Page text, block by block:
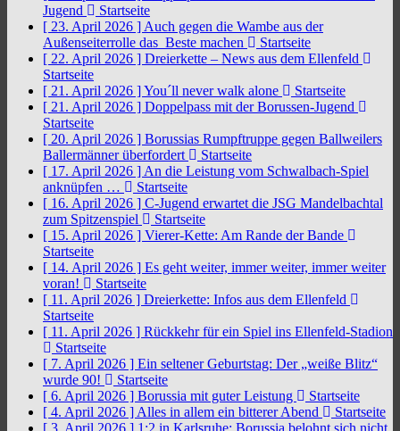
Jugend
Startseite
[ 23. April 2026 ] Auch gegen die Wambe aus der
Außenseiterrolle das Beste machen
Startseite
[ 22. April 2026 ] Dreierkette – News aus dem Ellenfeld
Startseite
[ 21. April 2026 ]You´ll never walk alone
Startseite
[ 21. April 2026 ] Doppelpass mit der Borussen-Jugend
Startseite
[ 20. April 2026 ] Borussias Rumpftruppe gegen Ballweilers
Ballermänner überfordert
Startseite
[ 17. April 2026 ] An die Leistung vom Schwalbach-Spiel
anknüpfen …
Startseite
[ 16. April 2026 ] C-Jugend erwartet die JSG Mandelbachtal
zum Spitzenspiel
Startseite
[ 15. April 2026 ] Vierer-Kette: Am Rande der Bande
Startseite
[ 14. April 2026 ] Es geht weiter, immer weiter, immer weiter
voran!
Startseite
[ 11. April 2026 ] Dreierkette: Infos aus dem Ellenfeld
Startseite
[ 11. April 2026 ] Rückkehr für ein Spiel ins Ellenfeld-Stadion
Startseite
[ 7. April 2026 ] Ein seltener Geburtstag: Der „weiße Blitz“
wurde 90!
Startseite
[ 6. April 2026 ] Borussia mit guter Leistung
Startseite
[ 4. April 2026 ] Alles in allem ein bitterer Abend
Startseite
[ 3. April 2026 ] 1:2 in Karlsruhe: Borussia belohnt sich nicht